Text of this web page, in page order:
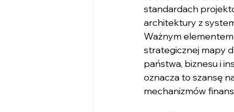
standardach
architektury z
Ważnym elementem
strategicznej mapy
państwa, biznesu i
oznacza to szansę
mechanizmów